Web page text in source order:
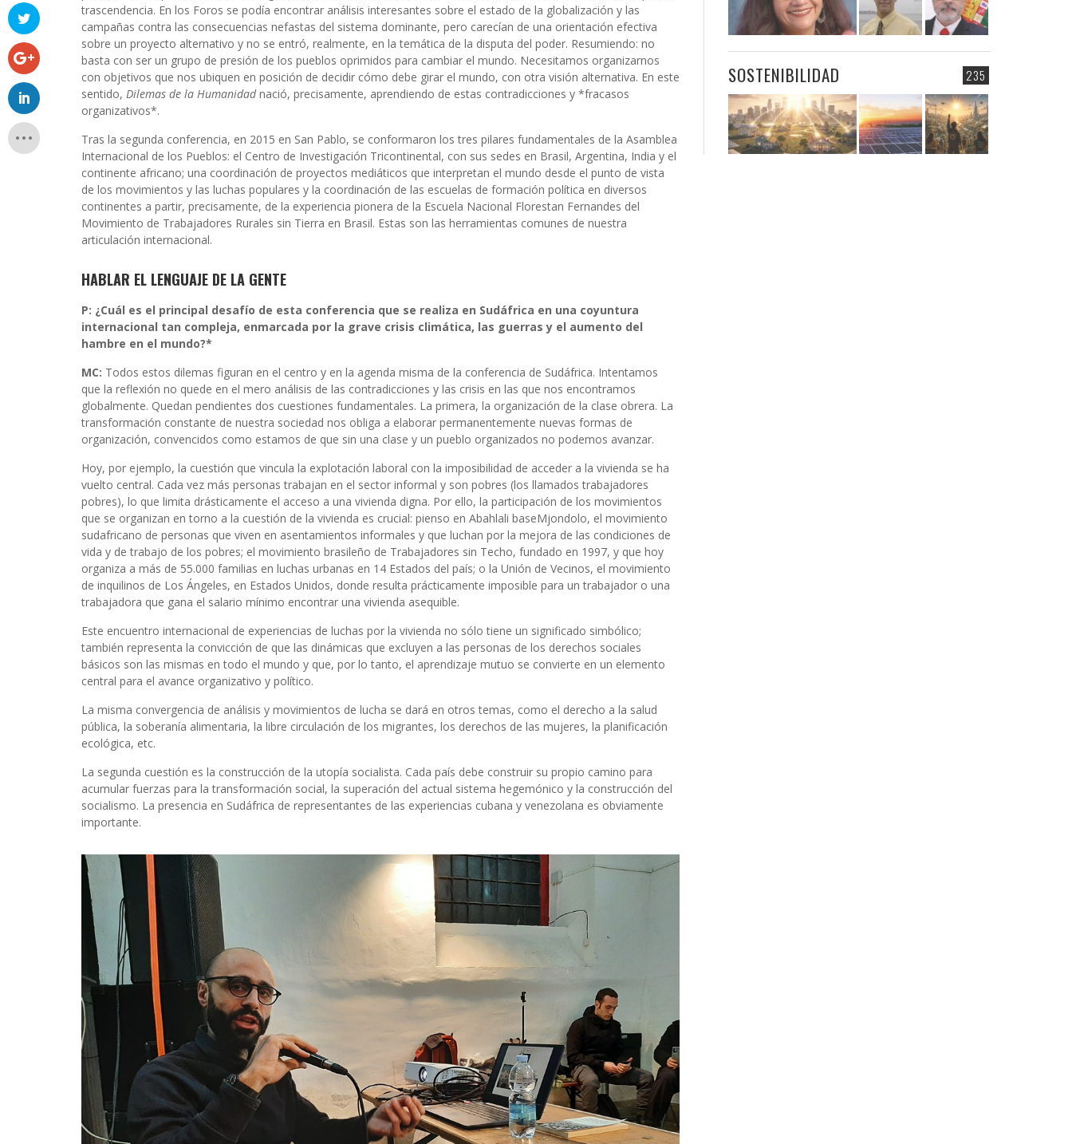
trascendencia. En los Foros se podía encontrar análisis interesantes sobre el estado de la globalización y las
campañas contra las consecuencias nefastas del sistema dominante, pero carecían de una orientación efectiva
sobre un proyecto alternativo y no se entró, realmente, en la temática de la disputa del poder. Resumiendo: no
basta con ser un grupo de presión de los pueblos oprimidos para cambiar el mundo. Necesitamos organizarnos
con objetivos que nos ubiquen en posición de decidir cómo debe girar el mundo, con otra visión alternativa. En este
sentido, Dilemas de la Humanidadnació, precisamente, aprendiendo de estas contradicciones y *fracasos
organizativos*.
Tras la segunda conferencia, en 2015 en San Pablo, se conformaron los tres pilares fundamentales de la Asamblea
Internacional de los Pueblos: el Centro de Investigación Tricontinental, con sus sedes en Brasil, Argentina, India y el
continente africano; una coordinación de proyectos mediáticos que interpretan el mundo desde el punto de vista
de los movimientos y las luchas populares y la coordinación de las escuelas de formación política en diversos
continentes a partir, precisamente, de la experiencia pionera de la Escuela Nacional Florestan Fernandes del
Movimiento de Trabajadores Rurales sin Tierra en Brasil. Estas son las herramientas comunes de nuestra
articulación internacional.
HABLAR EL LENGUAJE DE LA GENTE
P: ¿Cuál es el principal desafío de esta conferencia que se realiza en Sudáfrica en una coyuntura
internacional tan compleja, enmarcada por la grave crisis climática, las guerras y el aumento del
hambre en el mundo?*
MC: Todos estos dilemas figuran en el centro y en la agenda misma de la conferencia de Sudáfrica. Intentamos
que la reflexión no quede en el mero análisis de las contradicciones y las crisis en las que nos encontramos
globalmente. Quedan pendientes dos cuestiones fundamentales. La primera, la organización de la clase obrera. La
transformación constante de nuestra sociedad nos obliga a elaborar permanentemente nuevas formas de
organización, convencidos como estamos de que sin una clase y un pueblo organizados no podemos avanzar.
Hoy, por ejemplo, la cuestión que vincula la explotación laboral con la imposibilidad de acceder a la vivienda se ha
vuelto central. Cada vez más personas trabajan en el sector informal y son pobres (los llamados trabajadores
pobres), lo que limita drásticamente el acceso a una vivienda digna. Por ello, la participación de los movimientos
que se organizan en torno a la cuestión de la vivienda es crucial: pienso en Abahlali baseMjondolo, el movimiento
sudafricano de personas que viven en asentamientos informales y que luchan por la mejora de las condiciones de
vida y de trabajo de los pobres; el movimiento brasileño de Trabajadores sin Techo, fundado en 1997, y que hoy
organiza a más de 55.000 familias en luchas urbanas en 14 Estados del país; o la Unión de Vecinos, el movimiento
de inquilinos de Los Ángeles, en Estados Unidos, donde resulta prácticamente imposible para un trabajador o una
trabajadora que gana el salario mínimo encontrar una vivienda asequible.
Este encuentro internacional de experiencias de luchas por la vivienda no sólo tiene un significado simbólico;
también representa la convicción de que las dinámicas que excluyen a las personas de los derechos sociales
básicos son las mismas en todo el mundo y que, por lo tanto, el aprendizaje mutuo se convierte en un elemento
central para el avance organizativo y político.
La misma convergencia de análisis y movimientos de lucha se dará en otros temas, como el derecho a la salud
pública, la soberanía alimentaria, la libre circulación de los migrantes, los derechos de las mujeres, la planificación
ecológica, etc.
La segunda cuestión es la construcción de la utopía socialista. Cada país debe construir su propio camino para
acumular fuerzas para la transformación social, la superación del actual sistema hegemónico y la construcción del
socialismo. La presencia en Sudáfrica de representantes de las experiencias cubana y venezolana es obviamente
importante.
235
SOSTENIBILIDAD